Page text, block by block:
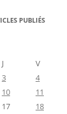
PUBLIÉS
J V
3 4
10 11
17 18